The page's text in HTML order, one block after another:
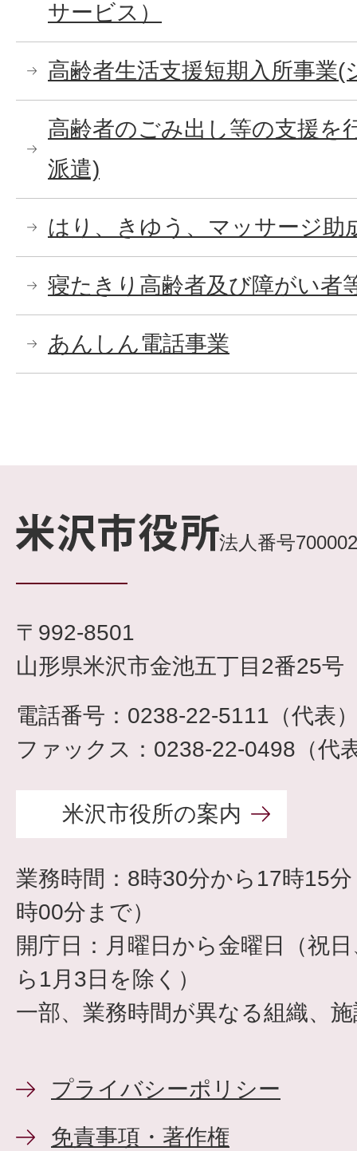
サービス）
高齢者生活支援短期入所事業(
高齢者のごみ出し等の支援を
派遣)
はり、きゆう、マッサージ助
寝たきり高齢者及び障がい者
あんしん電話事業
法人番号
〒992-8501
山形県米沢市金池五丁目2番25号
電話番号：0238-22-5111（代表
ファックス：0238-22-0498（代
米沢市役所の案内
業務時間：8時30分から17時15
時00分まで）
開庁日：月曜日から金曜日（祝
ら1月3日を除く）
一部、業務時間が異なる組織、
プライバシーポリシー
免責事項・著作権